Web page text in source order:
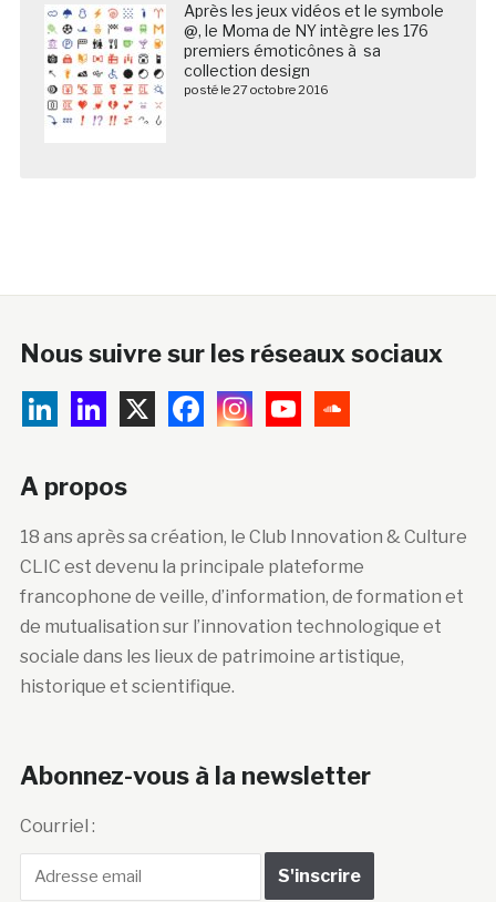
Après les jeux vidéos et le symbole
@, le Moma de NY intègre les 176
premiers émoticônes à sa
collection design
posté le 27 octobre 2016
Nous suivre sur les réseaux sociaux
A propos
18 ans après sa création, le Club Innovation & Culture
CLIC est devenu la principale plateforme
francophone de veille, d’information, de formation et
de mutualisation sur l’innovation technologique et
sociale dans les lieux de patrimoine artistique,
historique et scientifique.
Abonnez-vous à la newsletter
Courriel :